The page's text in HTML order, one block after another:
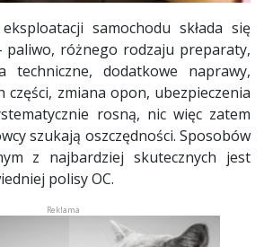
samochodu składa się
paliwo, różnego rodzaju preparaty,
techniczne, dodatkowe naprawy,
części, zmiana opon, ubezpieczenia
rosną, nic więc zatem
szukają oszczędności. Sposobów
z najbardziej skutecznych jest
polisy OC.